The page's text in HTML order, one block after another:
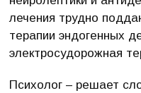
лечения трудно
терапии эндогенных
электросудорожная
Психолог – решает